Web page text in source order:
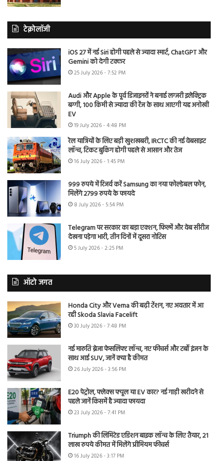
टेक्नोलॉजी
iOS 27 में नई Siri होगी पहले से ज्यादा स्मार्ट, ChatGPT और
Gemini को देगी टक्कर
25 July 2026 - 7:52 PM
Audi और Apple के पूर्व डिजाइनरों ने बनाई लग्जरी इलेक्ट्रिक
बग्गी, 100 किमी से ज्यादा की रेंज के साथ आएगी यह अनोखी
EV
19 July 2026 - 4:48 PM
रेल यात्रियों के लिए बड़ी खुशखबरी, IRCTC की नई वेबसाइट
लॉन्च, टिकट बुकिंग होगी पहले से आसान और तेज
16 July 2026 - 1:45 PM
999 रुपये में रिजर्व करें Samsung का नया फोल्डेबल फोन,
मिलेंगे 2799 रुपये के फायदे
8 July 2026 - 5:54 PM
Telegram पर सरकार का बड़ा एक्शन, फिल्में और वेब सीरीज
देखना पड़ेगा भारी, तीन दिनों में दूसरा नोटिस
5 July 2026 - 2:25 PM
ऑटो जगत
Honda City और Verna की बढ़ी टेंशन, नए अवतार में आ
रही Skoda Slavia Facelift
30 July 2026 - 7:48 PM
नई मारुति ब्रेजा फेसलिफ्ट लॉन्च, नए फीचर्स और टर्बो इंजन के
साथ आई SUV, जानें क्या है कीमत
26 July 2026 - 3:56 PM
E20 पेट्रोल, फ्लेक्स फ्यूल या EV कार? नई गाड़ी खरीदने से
पहले जानें किसमें है ज्यादा फायदा
23 July 2026 - 7:41 PM
Triumph की लिमिटेड एडिशन बाइक लॉन्च के लिए तैयार, 21
लाख रुपये कीमत में मिलेंगे प्रीमियम फीचर्स
16 July 2026 - 3:17 PM